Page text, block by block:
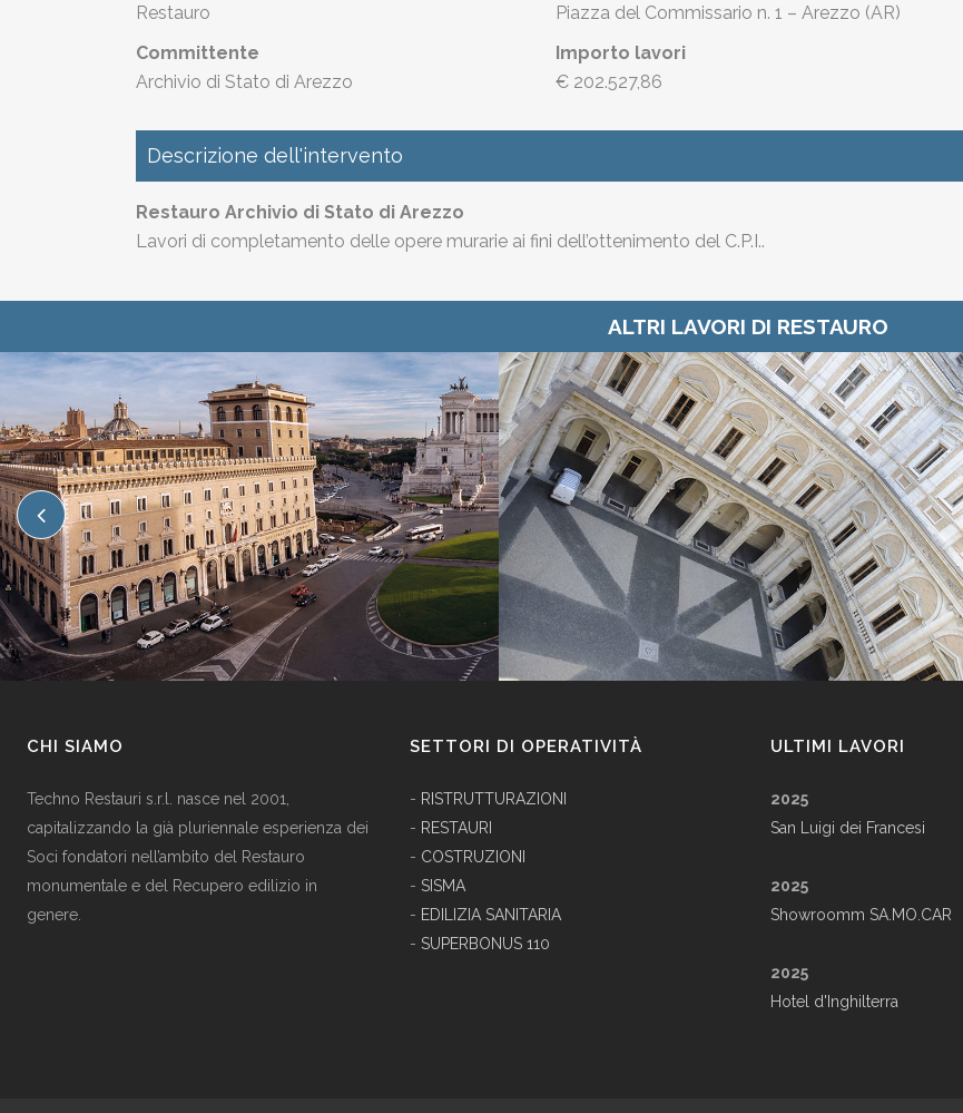
Restauro
Committente
Archivio di Stato di Arezzo
Piazza del Commissario n. 1 – Arezzo (AR)
Importo lavori
€ 202.527,86
Descrizione dell'intervento
Restauro Archivio di Stato di Arezzo
Lavori di completamento delle opere murarie ai fini dell’ottenimento del C.P.I..
ALTRI LAVORI DI RESTAURO
CHI SIAMO
Techno Restauri s.r.l. nasce nel 2001,
capitalizzando la già pluriennale esperienza dei
Soci fondatori nell’ambito del Restauro
monumentale e del Recupero edilizio in
genere.
SETTORI DI OPERATIVITÀ
- RISTRUTTURAZIONI
- RESTAURI
- COSTRUZIONI
- SISMA
- EDILIZIA SANITARIA
- SUPERBONUS 110
ULTIMI LAVORI
2025
San Luigi dei Francesi
2025
Showroomm SA.MO.CAR
2025
Hotel d'Inghilterra